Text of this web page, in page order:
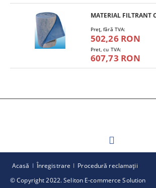
Preţ, fără TVA:
502,26 RON
Pret, cu TVA:
607,73 RON
© Copyright 2022. Seliton E-commerce Solution
Acasă Înregistrare Procedură reclamaţii